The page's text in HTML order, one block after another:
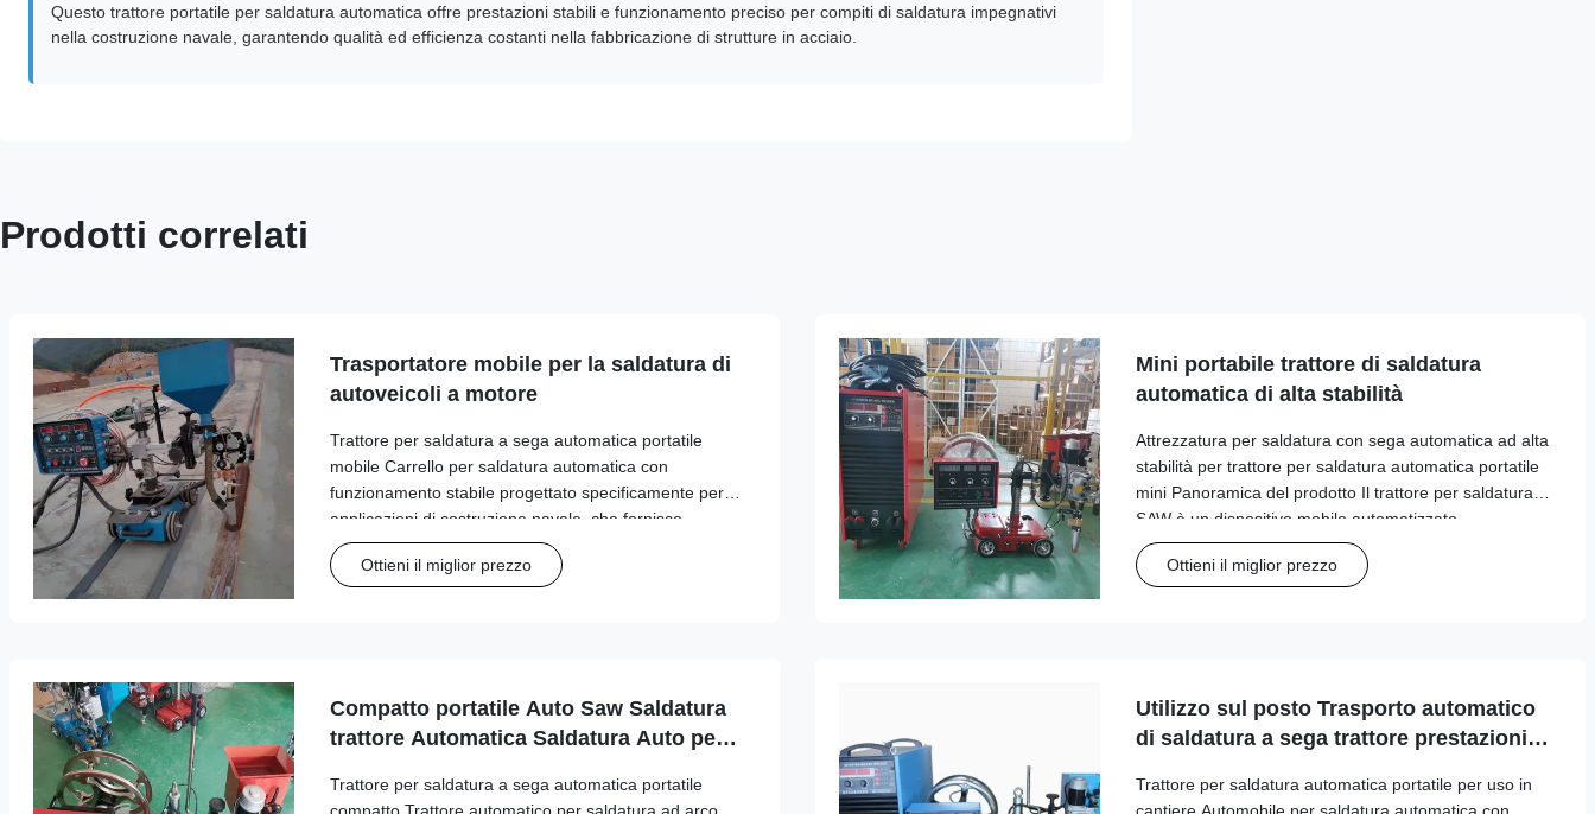
Questo trattore portatile per saldatura automatica offre prestazioni stabili e funzionamento preciso per compiti di saldatura impegnativi
nella costruzione navale, garantendo qualità ed efficienza costanti nella fabbricazione di strutture in acciaio.
Prodotti correlati
Trasportatore mobile per la saldatura di
autoveicoli a motore
Trattore per saldatura a sega automatica portatile
mobile Carrello per saldatura automatica con
funzionamento stabile progettato specificamente per
applicazioni di costruzione navale, che fornisce
prestazioni affidabili nelle operazioni di saldatura con
sega per strutture in acciaio. Servizio post...
Ottieni il miglior prezzo
Mini portabile trattore di saldatura
automatica di alta stabilità
Attrezzatura per saldatura con sega automatica ad alta
stabilità per trattore per saldatura automatica portatile
mini Panoramica del prodotto Il trattore per saldatura
SAW è un dispositivo mobile automatizzato
appositamente progettato per le operazioni di
saldatura di serbatoi. Questo sistema ...
Ottieni il miglior prezzo
Compatto portatile Auto Saw Saldatura
trattore Automatica Saldatura Auto per
Trattore per saldatura a sega automatica portatile
Utilizzo sul posto Trasporto automatico
di saldatura a sega trattore prestazioni
Trattore per saldatura automatica portatile per uso in